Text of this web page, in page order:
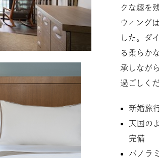
クな趣を
ウィング
した。ダ
る柔らか
承しなが
過ごしく
新婚旅
天国の
完備
パノラ